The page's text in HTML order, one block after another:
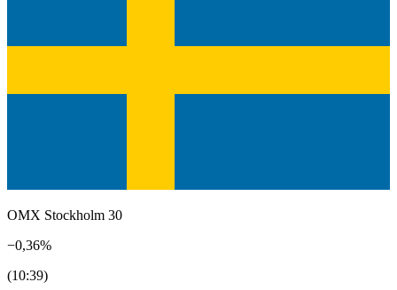
OMX Stockholm 30
−0,36%
(10:39)